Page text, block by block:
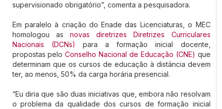
supervisionado obrigatório”, comenta a pesquisadora.
Em paralelo à criação do Enade das Licenciaturas, o MEC
homologou as novas diretrizes Diretrizes Curriculares
Nacionais (DCNs) para a formação inicial docente,
propostas peloConselho Nacional de Educação (CNE) que
determinam que os cursos de educação à distância devem
ter, ao menos, 50% da carga horária presencial.
“Eu diria que são duas iniciativas que, embora não resolvam
o problema da qualidade dos cursos de formação inicial